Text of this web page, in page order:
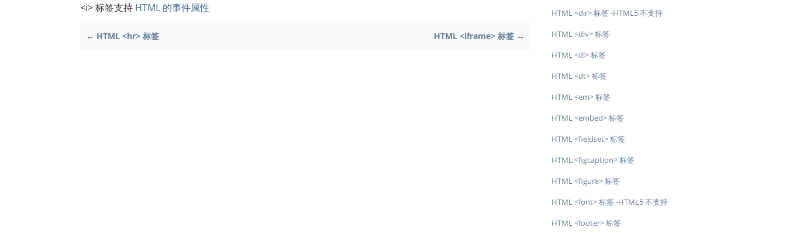
<i> 标签支持 HTML 的事件属性
← HTML <hr> 标签 HTML <iframe> 标签 →
HTML <dir> 标签 -HTML5 不支持
HTML <div> 标签
HTML <dl> 标签
HTML <dt> 标签
HTML <em> 标签
HTML <embed> 标签
HTML <fieldset> 标签
HTML <figcaption> 标签
HTML <figure> 标签
HTML <font> 标签 -HTML5 不支持
HTML <footer> 标签